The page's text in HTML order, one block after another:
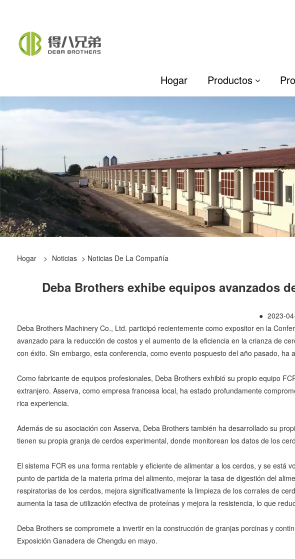
Hogar Productos
Hogar > Noticias > Noticias De La Compañía
Deba Brothers exhibe equipos avanzados
● 2023-
Deba Brothers Machinery Co., Ltd. participó recientemente como expositor en la
avanzado para la reducción de costos y el aumento de la eficiencia en la crianza de
con éxito. Sin embargo, esta conferencia, como evento pospuesto del año pasado,
Como fabricante de equipos profesionales, Deba Brothers exhibió su propio equipo
extranjero. Asserva, como empresa francesa local, ha estado profundamente
rica experiencia.
Además de su asociación con Asserva, Deba Brothers también ha desarrollado su
tienen su propia granja de cerdos experimental, donde monitorean los datos de los
El sistema FCR es una forma rentable y eficiente de alimentar a los cerdos, y se está
punto de partida de la materia prima del alimento, mejorar la tasa de digestión del
respiratorias de los cerdos, mejora significativamente la limpieza de los corrales de
aumenta la tasa de utilización efectiva de proteínas y mejora la resistencia, lo que
Deba Brothers se compromete a invertir en la construcción de granjas porcinas y
Exposición Ganadera de Chengdu en mayo.